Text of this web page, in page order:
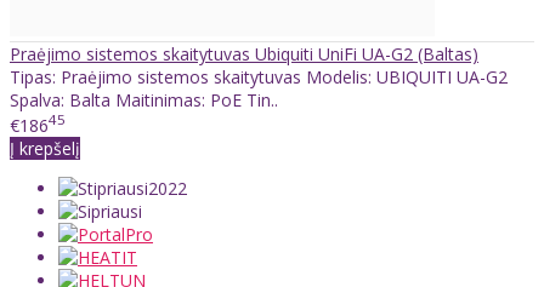
Praėjimo sistemos skaitytuvas Ubiquiti UniFi UA-G2 (Baltas)
Tipas: Praėjimo sistemos skaitytuvas Modelis: UBIQUITI UA-G2
Spalva: Balta Maitinimas: PoE Tin..
€18645
Į krepšelį